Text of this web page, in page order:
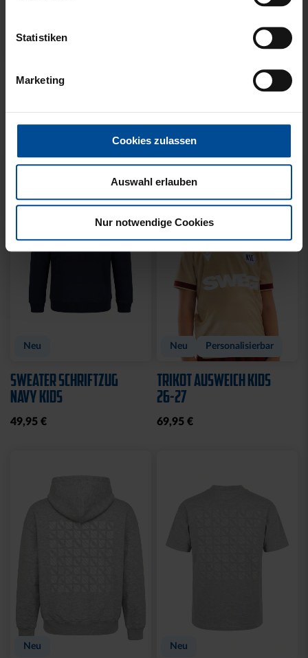
Statistiken
Marketing
Cookies zulassen
Auswahl erlauben
Nur notwendige Cookies
SWEATER KARLSRUHE SWEATER KARLSRUHE
Neu
SWEATER SCHRIFTZUG
NAVY KIDS
49,95 €
Neu Personalisierbar
TRIKOT AUSWEICH KIDS
26-27
69,95 €
Neu Neu